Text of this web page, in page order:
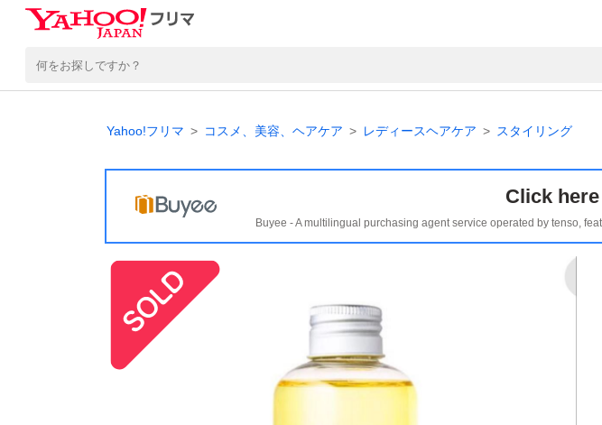
Yahoo!フリマ コスメ、美容、ヘアケア レディースヘアケア スタイリング
Click
Buyee - A multilingual purchasing agent service operated by tenso,